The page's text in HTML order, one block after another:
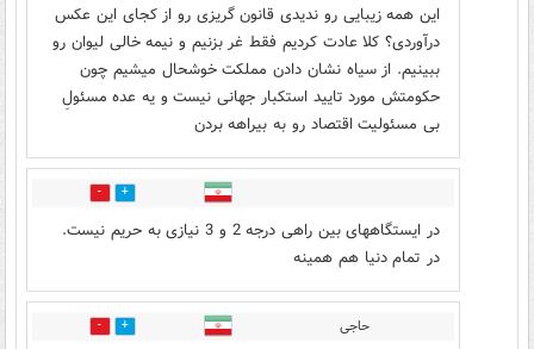
این همه زیبایی رو ندیدی قانون گریزی رو از کجای این عکس
درآوردی؟ کلا عادت کردیم فقط غر بزنیم و نیمه خالی لیوان رو
ببینیم. از سیاه نشان دادن مملکت خوشحال میشیم چون
حکومتش مورد تایید استکبار جهانی نیست و یه عده مسئولِ
بی مسئولیت اقتصاد رو به بیراهه بردن
6
در ایستگاههای بین راهی درجه 2 و 3 نیازی به حریم نیست.
در تمام دنیا هم همینه
حاجی 1